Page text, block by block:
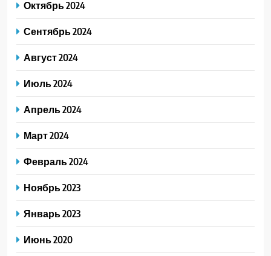
Октябрь 2024
Сентябрь 2024
Август 2024
Июль 2024
Апрель 2024
Март 2024
Февраль 2024
Ноябрь 2023
Январь 2023
Июнь 2020